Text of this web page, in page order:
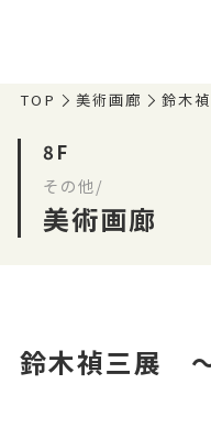
TOP 美術画廊 鈴木
8F
その他/
美術画廊
鈴木禎三展